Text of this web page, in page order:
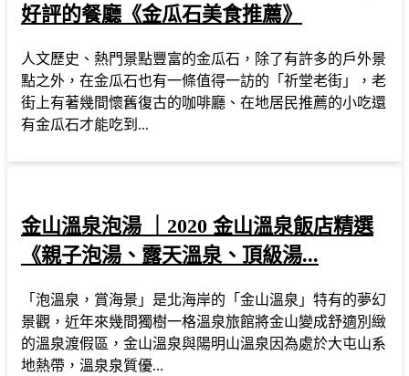
好評的餐廳《金瓜石美食推薦》
人文歷史、熱門景點豐富的金瓜石，除了有許多的戶外景
點之外，在金瓜石也有一條值得一訪的「祈堂老街」，老
街上有著幾間懷舊復古的咖啡廳、在地居民推薦的小吃還
有金瓜石才能吃到...
金山溫泉泡湯 ｜2020 金山溫泉飯店精選
《親子泡湯、露天溫泉、頂級湯...
「泡溫泉，賞海景」是北海岸的「金山溫泉」特有的夢幻
景觀，近年來幾間獨樹一格溫泉旅館將金山變成舒適別緻
的溫泉渡假區，金山溫泉與陽明山溫泉因為處於大屯山系
地熱帶，溫泉泉質優...